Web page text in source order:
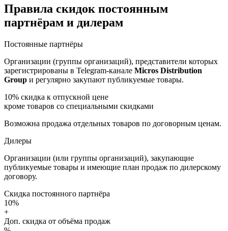
Правила скидок постоянным
партнёрам и дилерам
Постоянные партнёры
Организации (группы организаций), представители которых
зарегистрированы в Telegram-канале Micros Distribution
Group и регулярно закупают публикуемые товары.
10% скидка к отпускной цене
кроме товаров со специальными скидками
Возможна продажа отдельных товаров по договорным ценам.
Дилеры
Организации (или группы организаций), закупающие
публикуемые товары и имеющие план продаж по дилерскому
договору.
Скидка постоянного партнёра
10%
+
Доп. скидка от объёма продаж